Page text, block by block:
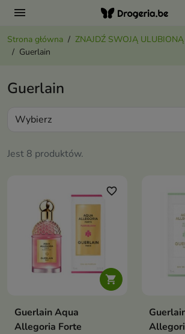
menu
Strona główna ZNAJDŹ SWOJĄ
Guerlain
Guerlain
Jest 8 produktów.
Wybierz

favorite_border
Guerlain Aqua
Allegoria Forte